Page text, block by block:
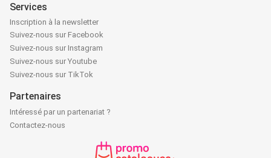
Services
Inscription à la newsletter
Suivez-nous sur Facebook
Suivez-nous sur Instagram
Suivez-nous sur Youtube
Suivez-nous sur TikTok
Partenaires
Intéressé par un partenariat ?
Contactez-nous